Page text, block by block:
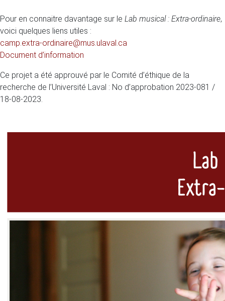
Pour en connaitre davantage sur le Lab musical : Extra-ordinaire,
voici quelques liens utiles :
camp.extra-ordinaire@mus.ulaval.ca
Document d’information
Ce projet a été approuvé par le Comité d’éthique de la
recherche de l’Université Laval : No d’approbation 2023-081 /
18-08-2023.